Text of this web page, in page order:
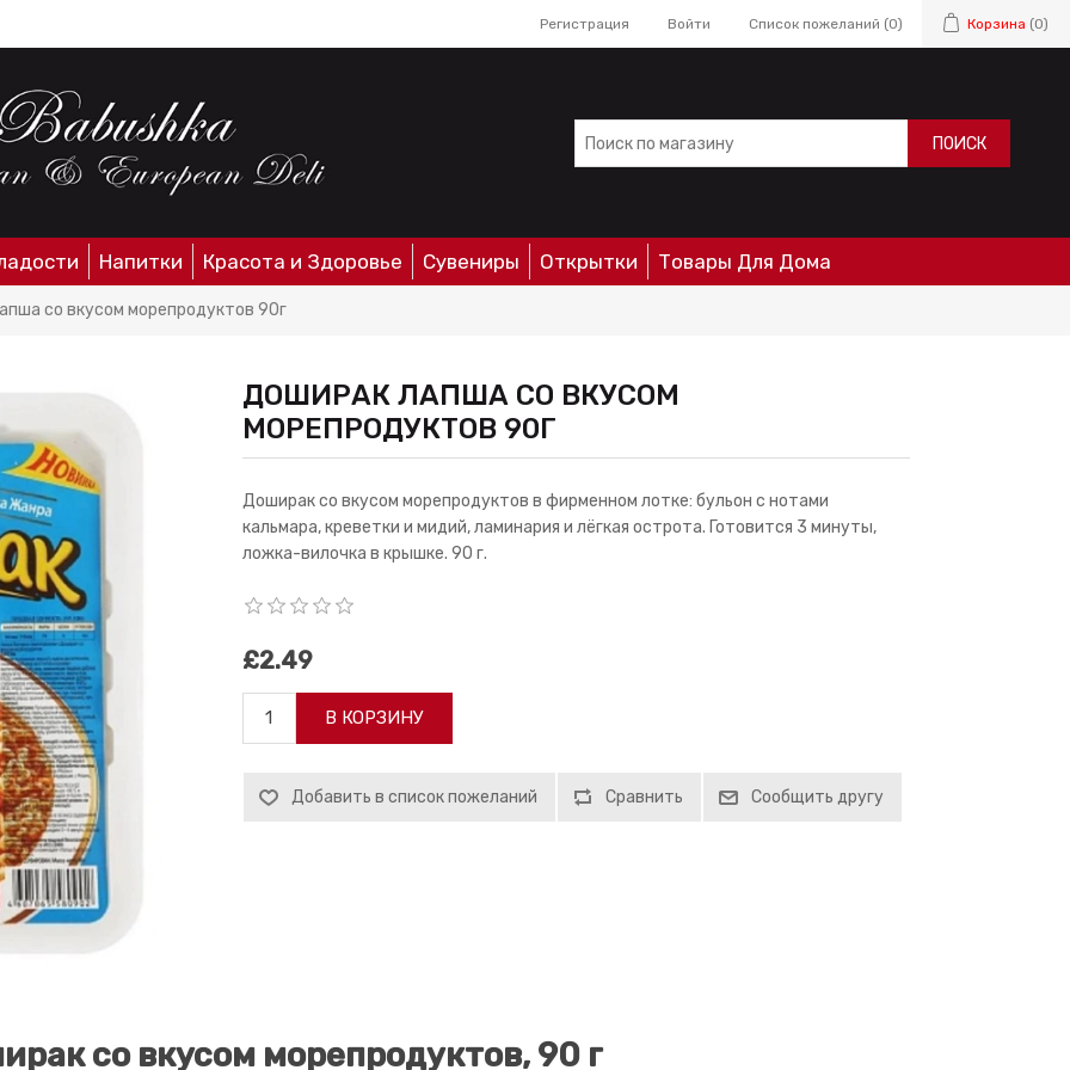
Регистрация Войти Список пожеланий (0) Корзина (0)
ПОИСК
Напитки Красота и Здоровье Сувениры Открытки Товары Для Дома
со вкусом морепродуктов 90г
ДОШИРАК ЛАПША СО ВКУСОМ
МОРЕПРОДУКТОВ 90Г
Доширак со вкусом морепродуктов в фирменном лотке: бульон с нотами
кальмара, креветки и мидий, ламинария и лёгкая острота. Готовится 3 минуты,
ложка-вилочка в крышке. 90 г.
£2.49
В КОРЗИНУ
Добавить в список пожеланий Сравнить Сообщить другу
со вкусом морепродуктов, 90 г